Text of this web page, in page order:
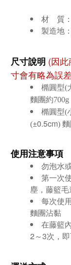
材 質
製造地
尺寸說明 (因
寸會有略為誤
橢圓型(
麵團約700g
橢圓型(
(±0.5cm)
使用注意事項
勿泡水
第一次
塵，藤籃
每次使
麵團沾黏
在藤籃
2～3次，